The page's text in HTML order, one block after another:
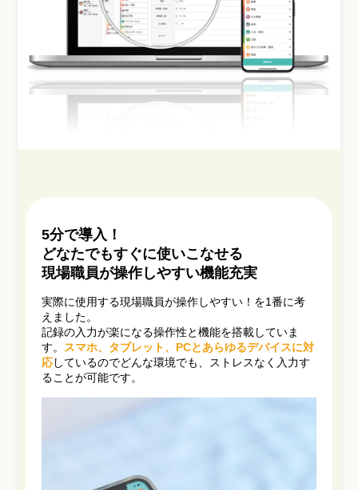
5分で導入！
どなたでもすぐに使いこなせる
現場職員が操作しやすい機能充実
実際に使用する現場職員が操作しやすい！を1番に考
えました。
記録の入力が楽になる操作性と機能を搭載していま
す。 スマホ、タブレット、PCとあらゆるデバイスに対
応しているのでどんな環境でも、ストレスなく入力す
ることが可能です。